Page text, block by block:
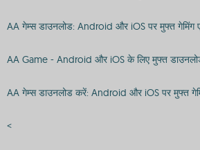
AA गेम्स डाउनलोड: Android और iOS पर मुफ्त गेमिंग
AA Game - Android और iOS के लिए मुफ्त
AA गेम्स डाउनलोड करें: Android और iOS पर मुफ्त
<